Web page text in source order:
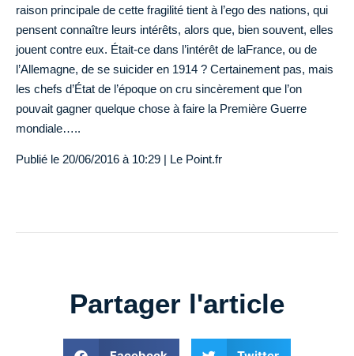
raison principale de cette fragilité tient à l’ego des nations, qui
pensent connaître leurs intérêts, alors que, bien souvent, elles
jouent contre eux. Était-ce dans l’intérêt de laFrance, ou de
l’Allemagne, de se suicider en 1914 ? Certainement pas, mais
les chefs d’État de l’époque on cru sincèrement que l’on
pouvait gagner quelque chose à faire la Première Guerre
mondiale…..
Publié le 20/06/2016 à 10:29 | Le Point.fr
Partager l'article